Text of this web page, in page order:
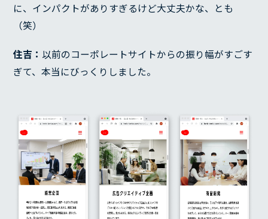
に、インパクトがありすぎるけど大丈夫かな、とも
（笑）
住吉： 以前のコーポレートサイトからの振り幅がすごす
ぎて、本当にびっくりしました。